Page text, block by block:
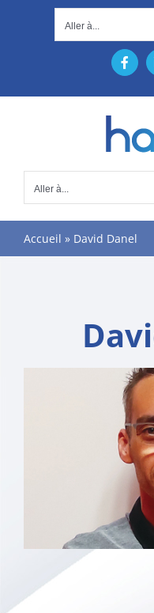
Aller à...
Aller à...
Accueil » David Danel